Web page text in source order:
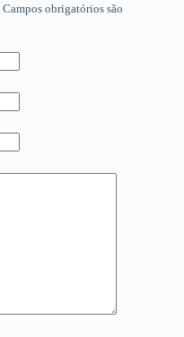
Campos obrigatórios são